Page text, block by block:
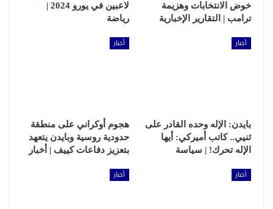
خوض الانتخابات وهزيمة
ترامب | التقارير الإخبارية
لاعبين في يورو 2024 |
رياضة
أخبار
بايدن: الإله وحده القادر على
ثنيي.. كاتب أميركي: أيها
الإله تحرك! | سياسة
أخبار
هجوم أوكراني على منطقة
حدودية روسية وبايدن يتعهد
بتعزيز دفاعات كييف | أخبار
أخبار أخبار